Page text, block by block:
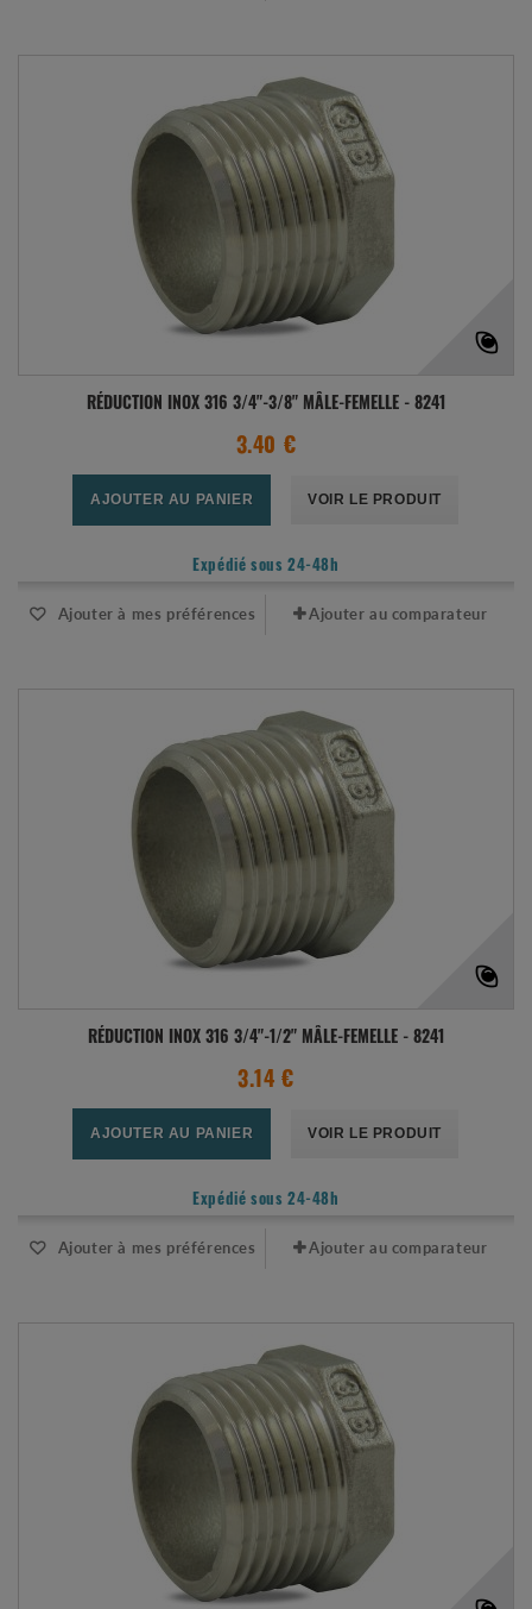
RÉDUCTION INOX 316 3/4"-3/8" MÂLE-FEMELLE - 8241
3.40 €
AJOUTER AU PANIER VOIR LE PRODUIT
Expédié sous 24-48h
Ajouter à mes préférences Ajouter au comparateur
RÉDUCTION INOX 316 3/4"-1/2" MÂLE-FEMELLE - 8241
3.14 €
AJOUTER AU PANIER VOIR LE PRODUIT
Expédié sous 24-48h
Ajouter à mes préférences Ajouter au comparateur